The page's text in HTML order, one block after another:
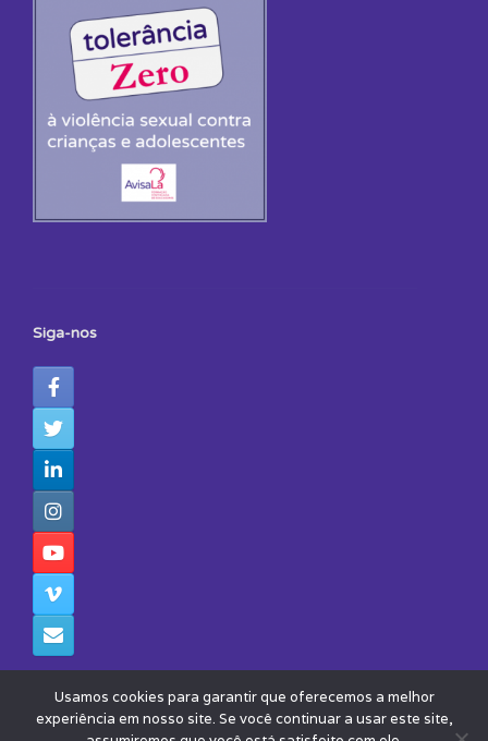
Siga-nos
Usamos cookies para garantir que oferecemos a melhor
experiência em nosso site. Se você continuar a usar este site,